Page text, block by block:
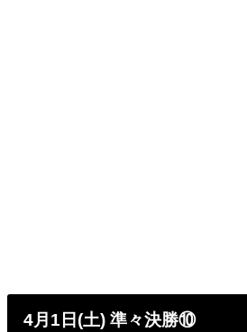
4月1日(土) 準々決勝⑩